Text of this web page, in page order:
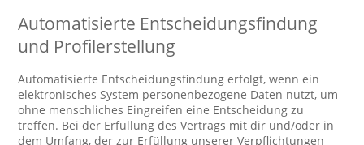
Automatisierte Entscheidungsfindung
und Profilerstellung
Automatisierte Entscheidungsfindung erfolgt, wenn ein
elektronisches System personenbezogene Daten nutzt, um
ohne menschliches Eingreifen eine Entscheidung zu
treffen. Bei der Erfüllung des Vertrags mit dir und/oder in
dem Umfang, der zur Erfüllung unserer Verpflichtungen